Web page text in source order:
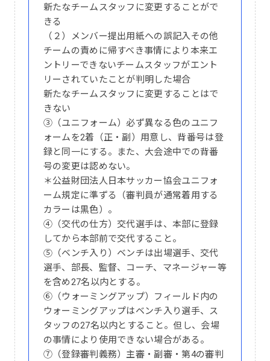
新たなチームスタッフに変更することがで
きる
（２）メンバー提出用紙への誤記入その他
チームの責めに帰すべき事情により本来エ
ントリーできないチームスタッフがエント
リーされていたことが判明した場合
新たなチームスタッフに変更することはで
きない
③（ユニフォーム）必ず異なる色のユニフ
ォームを2着（正・副）用意し、背番号は登
録と同一にする。また、大会途中での背番
号の変更は認めない。
＊公益財団法人日本サッカー協会ユニフォ
ーム規定に準ずる（審判員が通常着用する
カラーは黒色）。
④（交代の仕方）交代選手は、本部に登録
してから本部前で交代すること。
⑤（ベンチ入り）ベンチは出場選手、交代
選手、部長、監督、コーチ、マネージャー等
を含め27名以内とする。
⑥（ウォーミングアップ）フィールド内の
ウォーミングアップはベンチ入り選手、ス
タッフの27名以内とすること。但し、会場
の事情により使用できない場合がある。
⑦（登録審判義務）主審・副審・第4の審判